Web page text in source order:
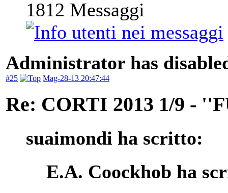
1812 Messaggi
Administrator has
#25 Mag-28-13 20:47:44
Re: CORTI 2013 1/9 -
suaimondi ha scritto:
E.A. Coockhob ha